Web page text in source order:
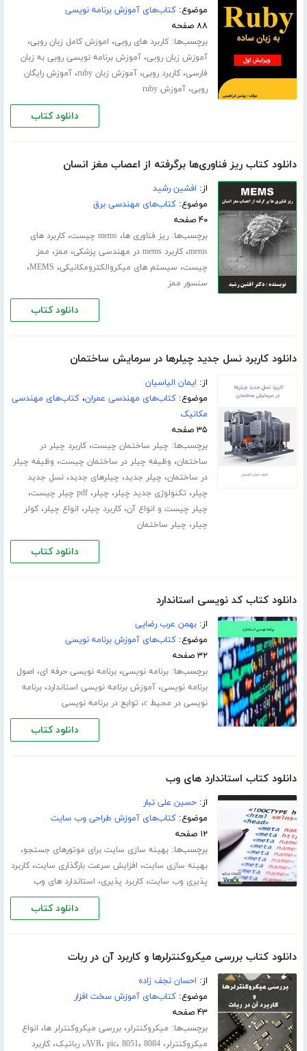
موضوع:کتاب‌های آموزش برنامه نویسی
۸۸ صفحه
برچسب‌ها:کاربرد های روبی، اموزش کامل زبان روبی،
آموزش زبان روبی،آموزش برنامه نویسی روبی به زبان
فارسی،کاربرد روبی،آموزش زبان ruby ،آموزش رایگان
روبی،آموزش ruby
دانلود کتاب
دانلود کتاب ریز فناوری‌ها برگرفته از اعصاب مغز انسان
از: افشین رشید
موضوع:کتاب‌های مهندسی برق
۴۰ صفحه
برچسب‌ها:ریز فناوری ها،mems چیست ،کاربرد های
mems،کاربرد mems در مهندسی پزشکی ، ممز، ممز
چیست، سیستم های میکروالکترومکانیکی، MEMS،
سنسور ممز
دانلود کتاب
دانلود کاربرد نسل جدید چیلرها در سرمایش ساختمان
از: ایمان الیاسیان
موضوع:کتاب‌های مهندسی عمران،کتاب‌های مهندسی
مکانیک
۳۵ صفحه
برچسب‌ها: چیلر ساختمان چیست،کاربرد چیلر در
ساختمان، وظیفه چیلر در ساختمان چیست، وظیفه چیلر
در ساختمان، چیلر جدید، چیلرهای جدید،نسل جدید
چیلر، تکنولوژی جدید چیلر، چیلر،pdf چیلر چیست ،
چیلر چیست و انواع آن،کاربرد چیلر، انواع چیلر،کولر
چیلر، چیلر ساختمان
دانلود کتاب
دانلود کتاب کد نویسی استاندارد
از:بهمن عرب رضایی
موضوع:کتاب‌های آموزش برنامه نویسی
۳۲ صفحه
برچسب‌ها:برنامه نویسی،برنامه نویسی حرفه ای، اصول
برنامه نویسی،آموزش برنامه نویسی استاندارد،برنامه
نویسی در محیط c ، توابع در برنامه نویسی
دانلود کتاب
دانلود کتاب استاندارد های وب
از:حسین علی تبار
موضوع:کتاب‌های آموزش طراحی وب سایت
۱۲ صفحه
برچسب‌ها:بهینه سازی سایت برای موتورهای جستجو،
بهینه سازی سایت، افزایش سرعت بارگذاری سایت،کاربرد
پذیری وب سایت،کاربرد پذیری، استاندارد های وب
دانلود کتاب
دانلود کتاب بررسی میکروکنترلرها و کاربرد آن در ربات
از: احسان نجف زاده
موضوع:کتاب‌های آموزش سخت افزار
۴۳ صفحه
برچسب‌ها: میکروکنترلر،بررسی میکروکنترلر ها، انواع
میکروکنترلر، AVR، pic، 8051، 8084 ،رباتیک،کاربرد